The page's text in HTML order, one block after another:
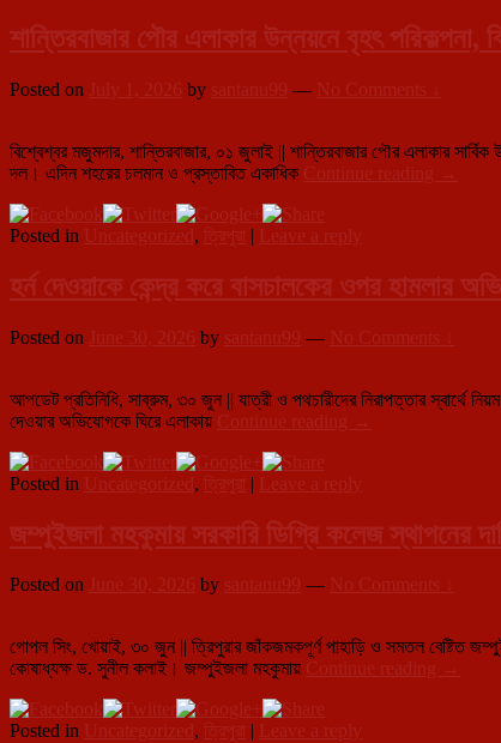
শান্তিরবাজার পৌর এলাকার উন্নয়নে বৃহৎ পরিকল্পনা,
Posted on July 1, 2026 by santanu99 — No Comments ↓
বিশ্বেশ্বর মজুমদার, শান্তিরবাজার, ০১ জুলাই || শান্তিরবাজার পৌর এলাকার
দল। এদিন শহরের চলমান ও প্রস্তাবিত একাধিক Continue reading
পরিকল্পনা,
বিভিন্ন
পরিদর্শনে
পৌর
→
Posted in Uncategorized , ত্রিপুরা | Leave a reply
হর্ন দেওয়াকে কেন্দ্র করে বাসচালকের ওপর হামলার
Posted on June 30, 2026 by santanu99 — No Comments ↓
আপডেট প্রতিনিধি, সাব্রুম, ৩০ জুন || যাত্রী ও পথচারীদের নিরাপত্তার স্বার্থে
দেওয়ার অভিযোগকে ঘিরে এলাকায় Continue reading হর্ন
করে
ওপর
হামলার
মারধর
লুটপাটে
ক্ষোভে
ফুঁসছেন
→
Posted in Uncategorized , ত্রিপুরা | Leave a reply
জম্পুইজলা মহকুমায় সরকারি ডিগ্রি কলেজ স্থাপনের
Posted on June 30, 2026 by santanu99 — No Comments ↓
গোপল সিং, খোয়াই, ৩০ জুন || ত্রিপুরার জাঁকজমকপূর্ণ পাহাড়ি ও সমতল বেষ্টিত
কোষাধ্যক্ষ ড. সুনীল কলাই। জম্পুইজলা মহকুমায় Continue reading জম্পুইজলা
→
Posted in Uncategorized, ত্রিপুরা | Leave a reply